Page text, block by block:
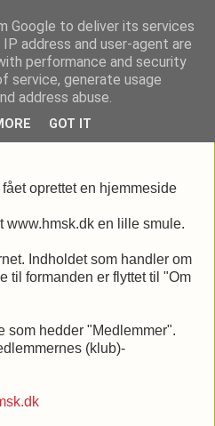
fået oprettet en hjemmeside
en lille smule.
Indholdet som handler om
til formanden er flyttet til "Om
som hedder "Medlemmer".
(klub)-
Google to deliver its services
address and user-agent are
performance and security
service, generate usage
address abuse.
GOT IT